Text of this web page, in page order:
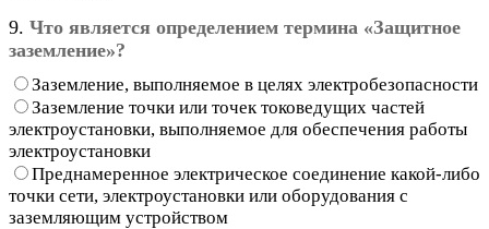
9. Что является определением термина «Защитное
заземление»?
Заземление, выполняемое в целях электробезопасности
Заземление точки или точек токоведущих частей
электроустановки, выполняемое для обеспечения работы
электроустановки
Преднамеренное электрическое соединение какой-либо
точки сети, электроустановки или оборудования с
заземляющим устройством